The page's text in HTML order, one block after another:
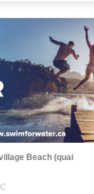
Beach (quai